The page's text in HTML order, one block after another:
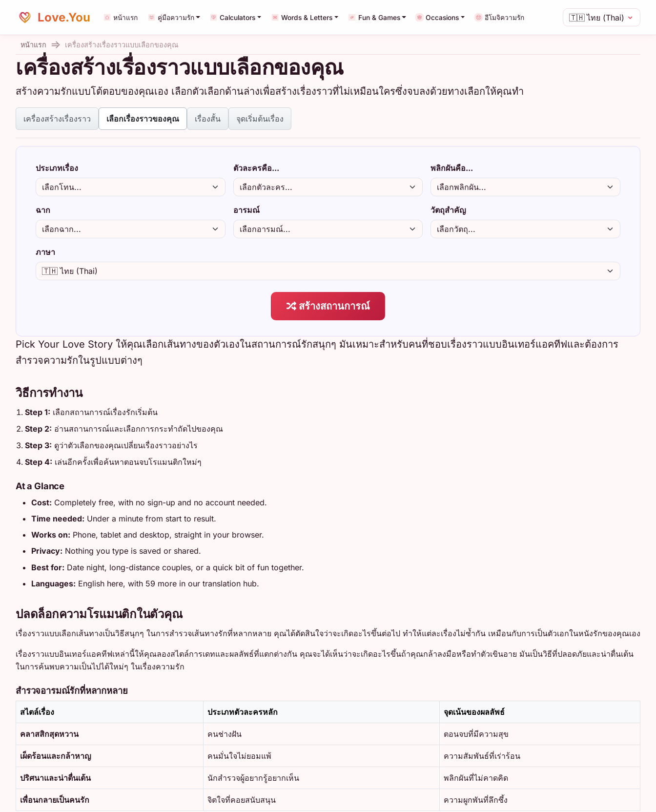
Love.You 🇹🇭 ไทย (Thai)
หน้าแรก คู่มือความรัก Calculators Words & Letters Fun & Games Occasions อีโมจิความรัก
หน้าแรก เครื่องสร้างเรื่องราวแบบเลือกของคุณ
เครื่องสร้างเรื่องราวแบบเลือกของคุณ
สร้างความรักแบบโต้ตอบของคุณเอง เลือกตัวเลือกด้านล่างเพื่อสร้างเรื่องราวที่ไม่เหมือนใครซึ่งจบลงด้วยทางเลือกให้คุณทำ
เครื่องสร้างเรื่องราว เลือกเรื่องราวของคุณ เรื่องสั้น จุดเริ่มต้นเรื่อง
ประเภทเรื่อง ตัวละครคือ... พลิกผันคือ...
ฉาก อารมณ์ วัตถุสำคัญ
ภาษา
สร้างสถานการณ์
Pick Your Love Story ให้คุณเลือกเส้นทางของตัวเองในสถานการณ์รักสนุกๆ มันเหมาะสำหรับคนที่ชอบเรื่องราวแบบอินเทอร์แอคทีฟและต้องการ
สำรวจความรักในรูปแบบต่างๆ
วิธีการทำงาน
Step 1: เลือกสถานการณ์เรื่องรักเริ่มต้น
Step 2: อ่านสถานการณ์และเลือกการกระทำถัดไปของคุณ
Step 3: ดูว่าตัวเลือกของคุณเปลี่ยนเรื่องราวอย่างไร
Step 4: เล่นอีกครั้งเพื่อค้นหาตอนจบโรแมนติกใหม่ๆ
At a Glance
Cost: Completely free, with no sign-up and no account needed.
Time needed: Under a minute from start to result.
Works on: Phone, tablet and desktop, straight in your browser.
Privacy: Nothing you type is saved or shared.
Best for: Date night, long-distance couples, or a quick bit of fun together.
Languages: English here, with 59 more in our translation hub.
ปลดล็อกความโรแมนติกในตัวคุณ
เรื่องราวแบบเลือกเส้นทางเป็นวิธีสนุกๆ ในการสำรวจเส้นทางรักที่หลากหลาย คุณได้ตัดสินใจว่าจะเกิดอะไรขึ้นต่อไป ทำให้แต่ละเรื่องไม่ซ้ำกัน เหมือนกับการเป็นตัวเอกในหนังรักของคุณเอง
เรื่องราวแบบอินเทอร์แอคทีฟเหล่านี้ให้คุณลองสไตล์การเดทและผลลัพธ์ที่แตกต่างกัน คุณจะได้เห็นว่าจะเกิดอะไรขึ้นถ้าคุณกล้าลงมือหรือทำตัวเขินอาย มันเป็นวิธีที่ปลอดภัยและน่าตื่นเต้น
ในการค้นพบความเป็นไปได้ใหม่ๆ ในเรื่องความรัก
สำรวจอารมณ์รักที่หลากหลาย
สไตล์เรื่อง ประเภทตัวละครหลัก จุดเน้นของผลลัพธ์
คลาสสิกสุดหวาน คนช่างฝัน ตอนจบที่มีความสุข
เผ็ดร้อนและกล้าหาญ คนมั่นใจไม่ยอมแพ้ ความสัมพันธ์ที่เร่าร้อน
ปริศนาและน่าตื่นเต้น นักสำรวจผู้อยากรู้อยากเห็น พลิกผันที่ไม่คาดคิด
เพื่อนกลายเป็นคนรัก จิตใจที่คอยสนับสนุน ความผูกพันที่ลึกซึ้ง